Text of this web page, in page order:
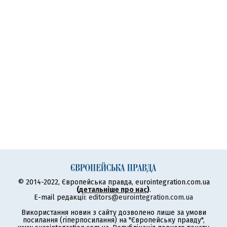
© 2014-2022, Європейська правда, eurointegration.com.ua
(детальніше про нас).
E-mail редакції: editors@eurointegration.com.ua
Використання новин з сайту дозволено лише за умови
посилання (гіперпосилання) на "Європейську правду",